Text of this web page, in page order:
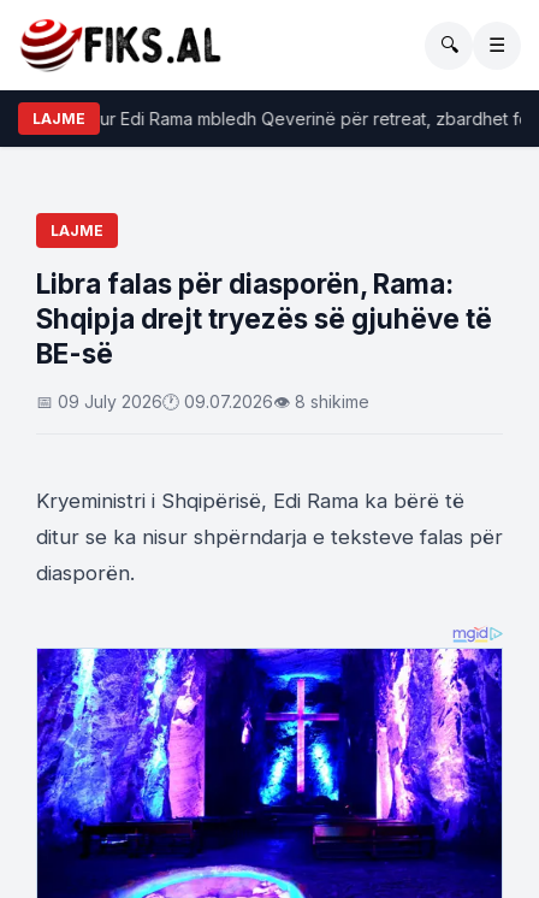
🔍 ☰
LAJME
data kur Edi Rama mbledh Qeverinë për retreat, zbardhet
LAJME
Libra falas për diasporën, Rama:
Shqipja drejt tryezës së gjuhëve të
BE-së
📅 09 July 2026🕐 09.07.2026👁 8 shikime
Kryeministri i Shqipërisë, Edi Rama ka bërë të
ditur se ka nisur shpërndarja e teksteve falas për
diasporën.